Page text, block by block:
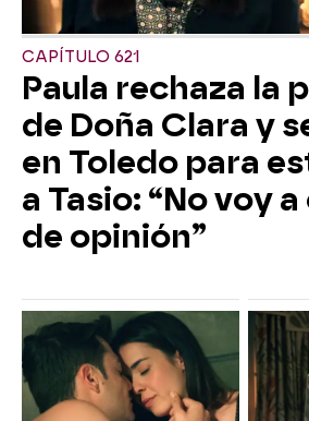
CAPÍTULO 621
Paula rechaza la
de Doña Clara y
en Toledo para
a Tasio: “No voy
de opinión”